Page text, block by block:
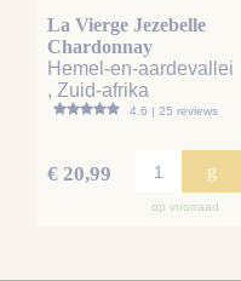
La Vierge Jezebelle
Chardonnay
Hemel-en-aardevallei
, Zuid-afrika
4.6 | 25 reviews
€ 20,99 g
op voorraad